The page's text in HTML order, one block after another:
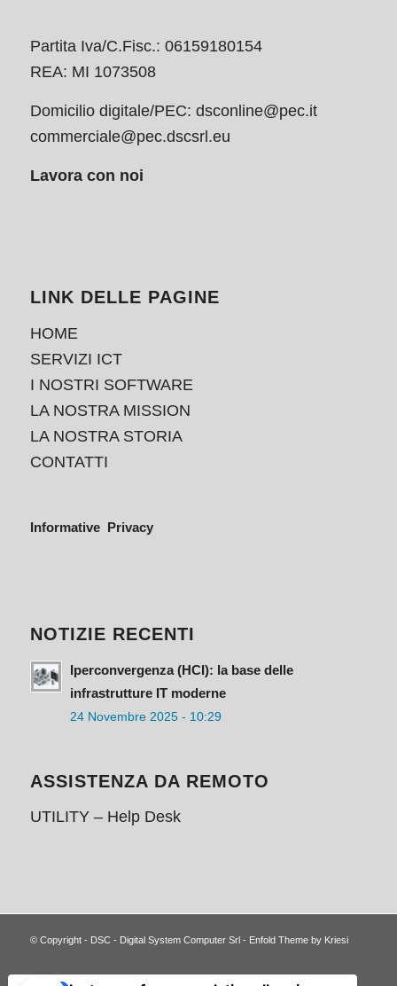
Partita Iva/C.Fisc.: 06159180154
REA: MI 1073508
Domicilio digitale/PEC: dsconline@pec.it
commerciale@pec.dscsrl.eu
Lavora con noi
LINK DELLE PAGINE
HOME
SERVIZI ICT
I NOSTRI SOFTWARE
LA NOSTRA MISSION
LA NOSTRA STORIA
CONTATTI
Informative Privacy
NOTIZIE RECENTI
Iperconvergenza (HCI): la base delle
infrastrutture IT moderne
24 Novembre 2025 - 10:29
ASSISTENZA DA REMOTO
UTILITY – Help Desk
© Copyright - DSC - Digital System Computer Srl - Enfold Theme by Kriesi